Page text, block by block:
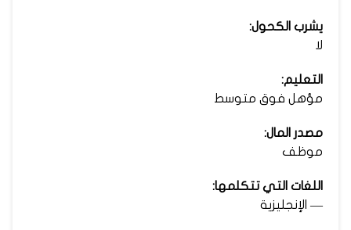
يشرب الكحول:
لا
التعليم:
مؤهل فوق متوسط
مصدر المال:
موظف
اللغات التي تتكلمها:
— الإنجليزية